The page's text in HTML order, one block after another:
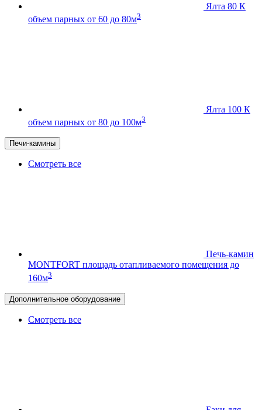
Ялта 80 К
объем парных от 60 до 80м3
Ялта 100 К
объем парных от 80 до 100м3
Печи-камины
Смотреть все
Печь-камин
MONTFORT площадь отапливаемого помещения до
160м3
Дополнительное оборудование
Смотреть все